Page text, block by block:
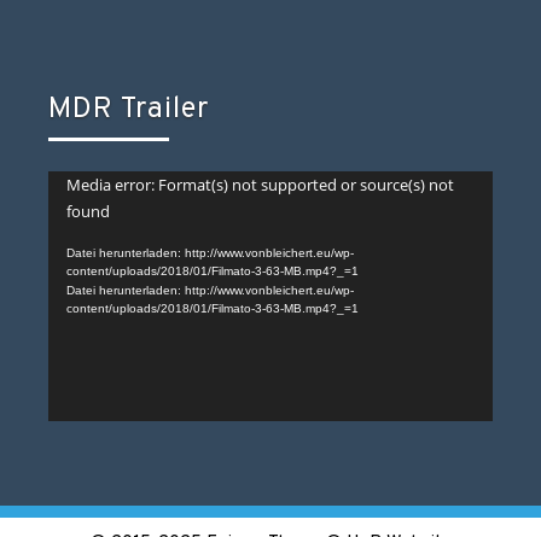
MDR Trailer
Video-
Player
Media error: Format(s) not supported or source(s) not
found
Datei herunterladen: http://www.vonbleichert.eu/wp-
content/uploads/2018/01/Filmato-3-63-MB.mp4?_=1
Datei herunterladen: http://www.vonbleichert.eu/wp-
content/uploads/2018/01/Filmato-3-63-MB.mp4?_=1